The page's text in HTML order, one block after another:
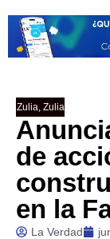
Zulia, Zulia
de
en la
La Verdad